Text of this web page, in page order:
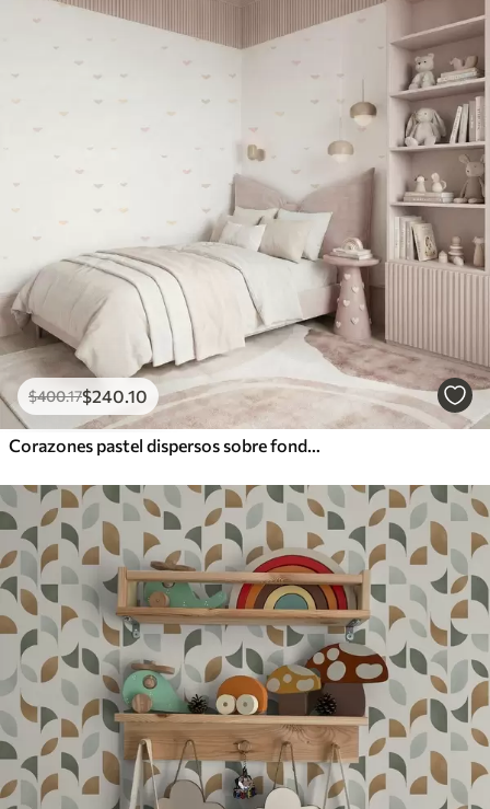
$400.17$240.10
Corazones pastel dispersos sobre fondo claro